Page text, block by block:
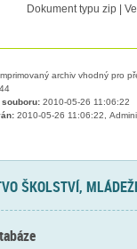
Dokument typu zip |
archiv vhodný pro
souboru: 2010-05-26 11:06:22
2010-05-26 11:06:22,
ŠKOLSTVÍ,